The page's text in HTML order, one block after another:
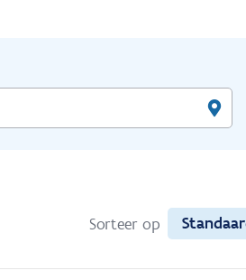
Sorteer op